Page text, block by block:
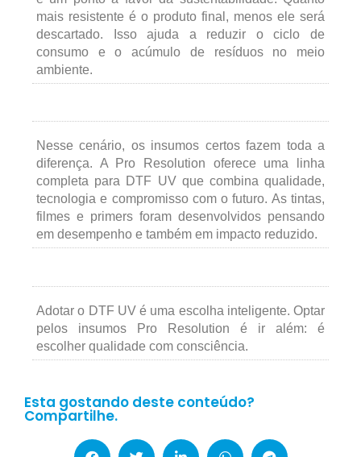
mais resistente é o produto final, menos ele será
descartado. Isso ajuda a reduzir o ciclo de
consumo e o acúmulo de resíduos no meio
ambiente.
Nesse cenário, os insumos certos fazem toda a
diferença. A Pro Resolution oferece uma linha
completa para DTF UV que combina qualidade,
tecnologia e compromisso com o futuro. As tintas,
filmes e primers foram desenvolvidos pensando
em desempenho e também em impacto reduzido.
Adotar o DTF UV é uma escolha inteligente. Optar
pelos insumos Pro Resolution é ir além: é
escolher qualidade com consciência.
Esta gostando deste conteúdo?
Compartilhe.